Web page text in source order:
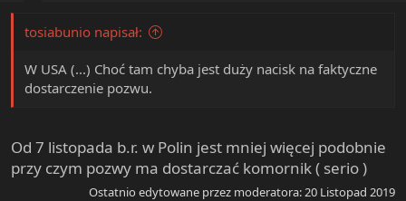
tosiabunio napisał:
W USA (...) Choć tam chyba jest duży nacisk na faktyczne
dostarczenie pozwu.
Od 7 listopada b.r. w Polin jest mniej więcej podobnie
przy czym pozwy ma dostarczać komornik ( serio )
Ostatnio edytowane przez moderatora:20 Listopad 2019